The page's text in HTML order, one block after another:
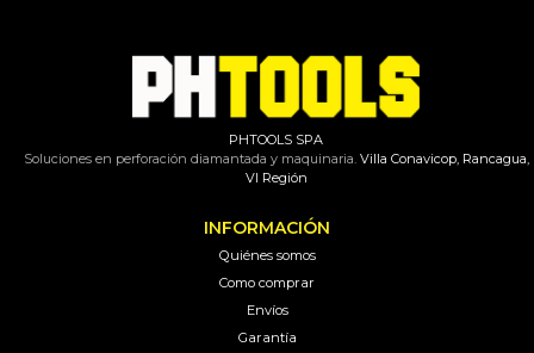
PHTOOLS SPA
Soluciones en perforación diamantada y maquinaria.Villa Conavicop, Rancagua,
VI Región
INFORMACIÓN
Quiénes somos
Como comprar
Envíos
Garantía